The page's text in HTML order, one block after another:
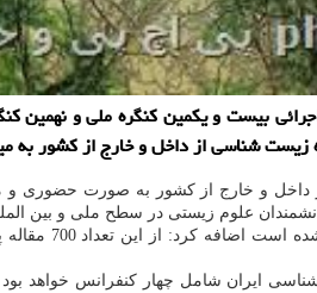
بیست و یکمین کنگره ملی و نهمین
از داخل و خارج از کشور به صورت
علوم زیستی در سطح ملی و بین
شناسی ایران شامل چهار کنفرانس